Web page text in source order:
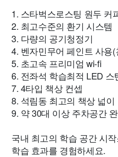
1. 스타벅스로스팅 원두 커
2. 최고수준의 환기 시스템
3. 다량의 공기청정기
4. 벤자민무어 페인트 사용
5. 초고속 프리미엄 wi-fi
6. 전좌석 학습최적 LED 스
7. 4타입 책상 컨셉
8. 석림동 최고의 책상 넓이
9. 약 30대 이상 주차공간
국내 최고의 학습 공간 시
학습 효과를 경험하세요.